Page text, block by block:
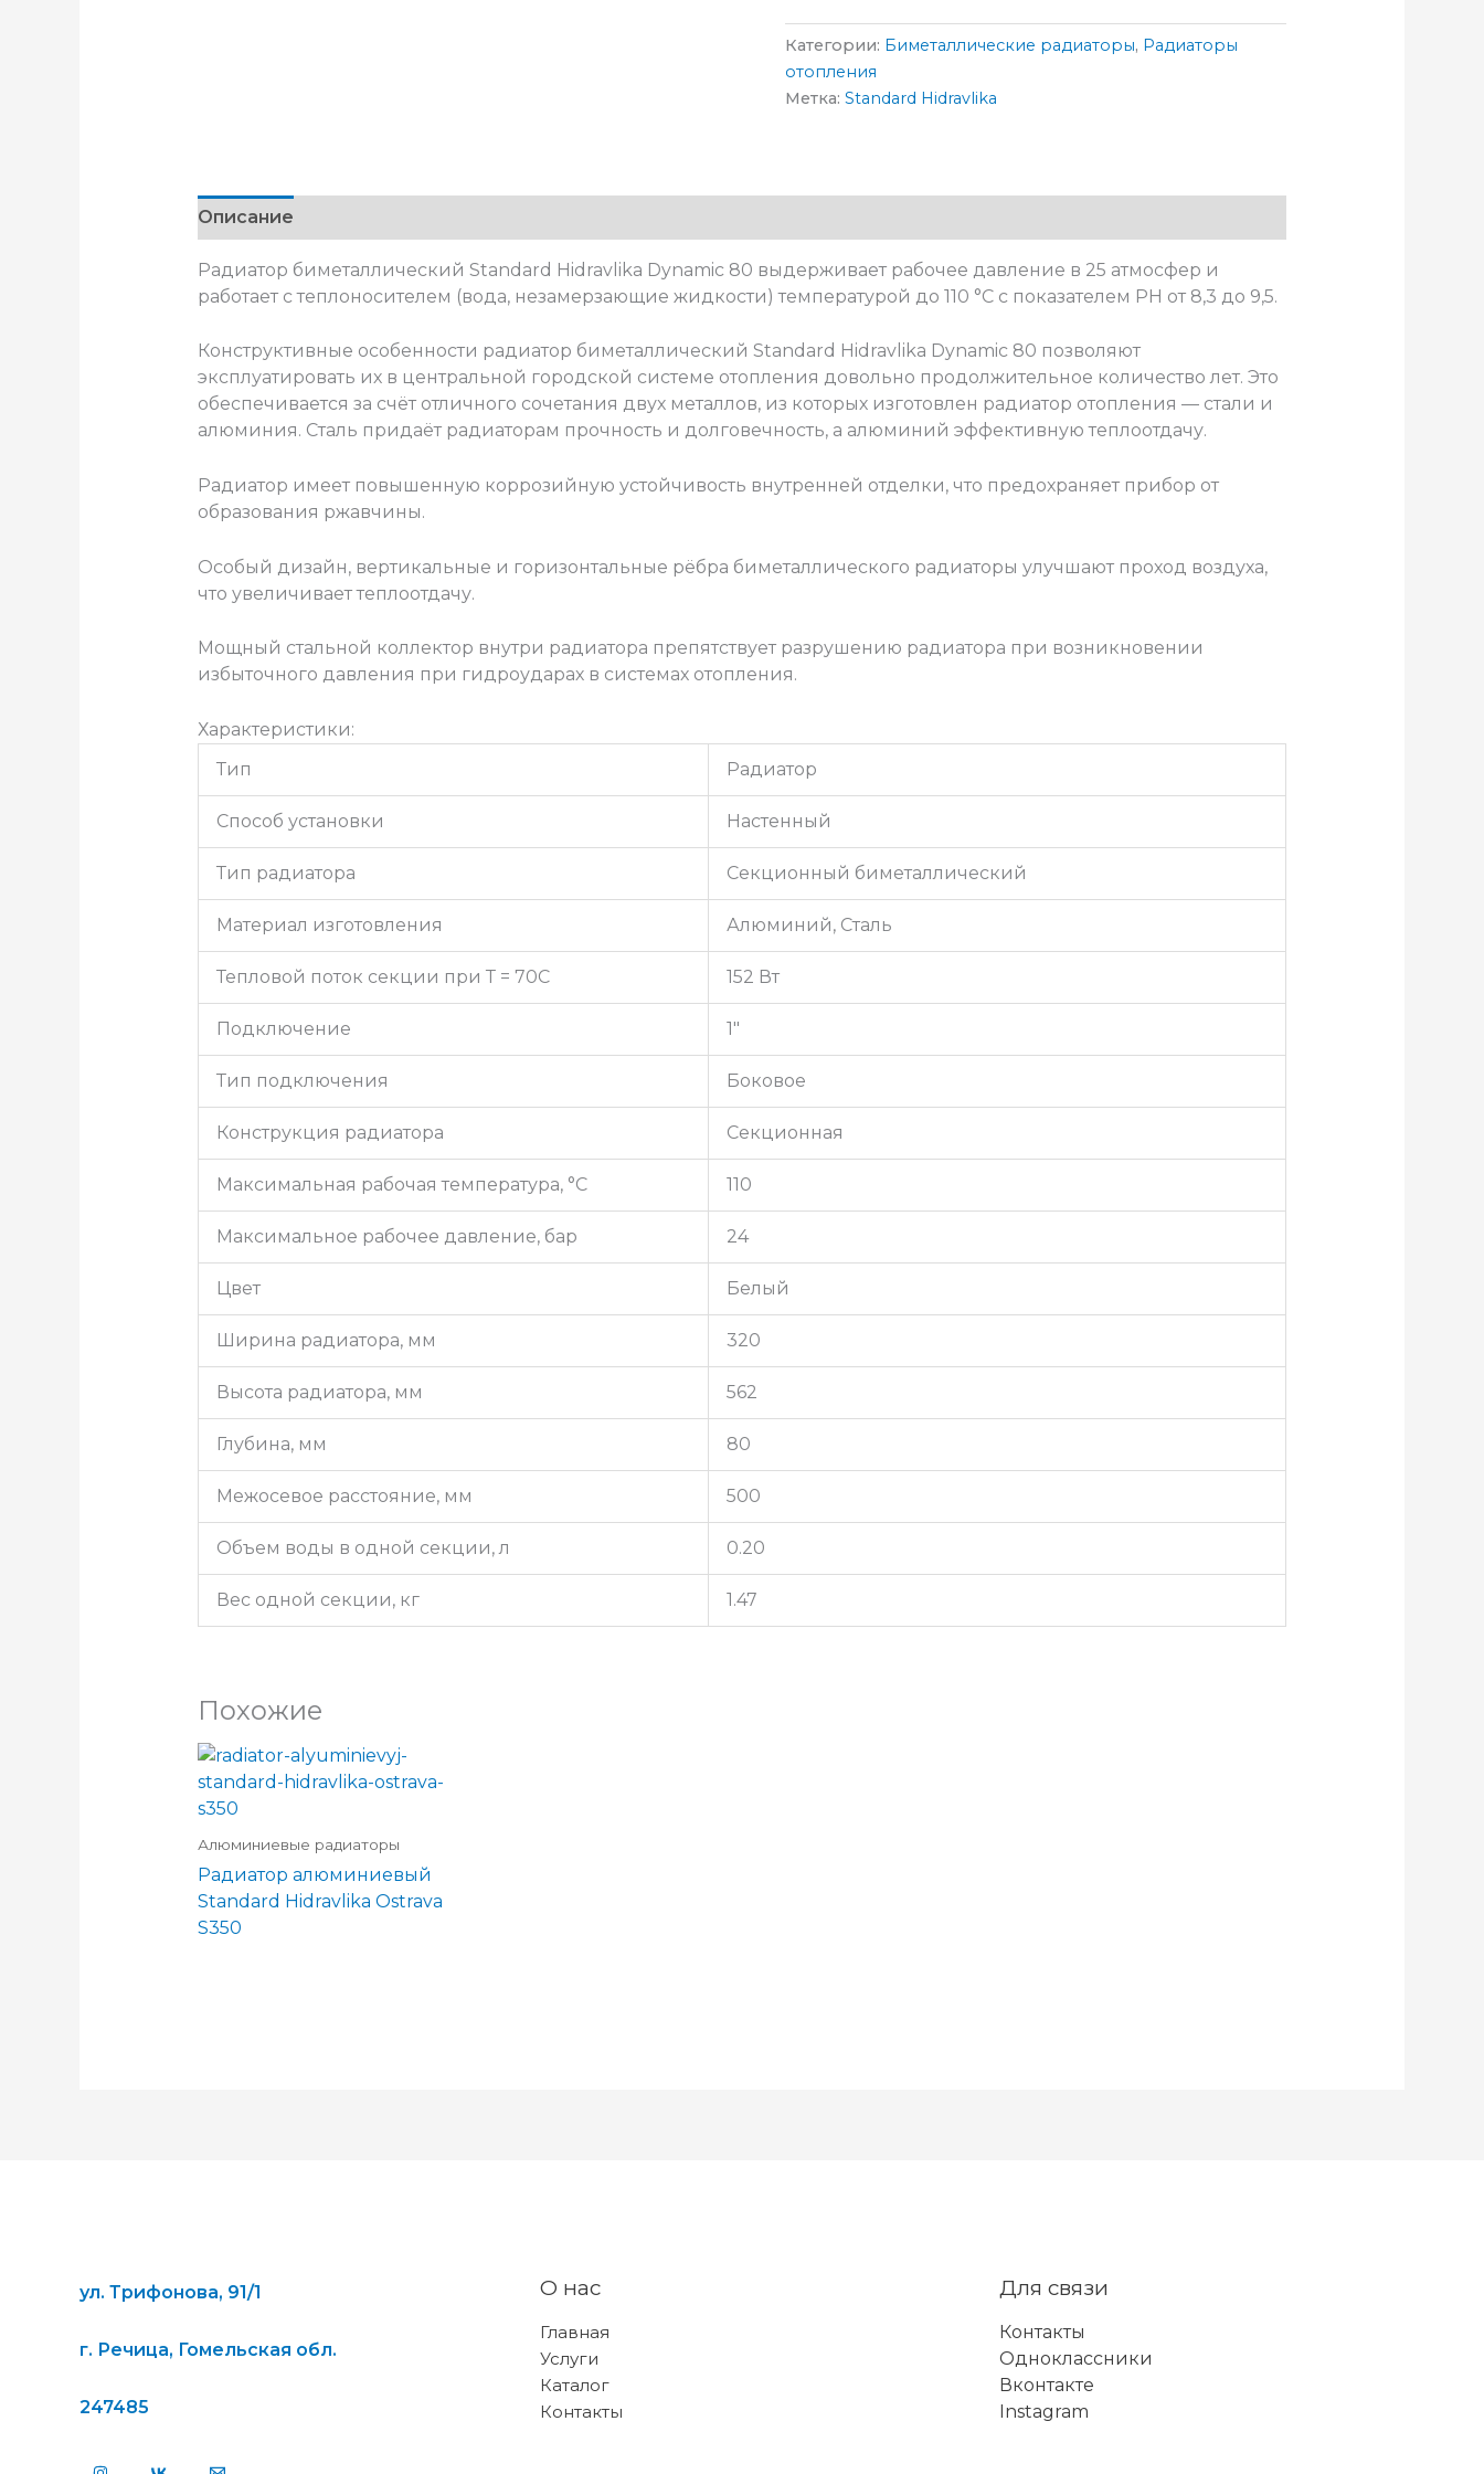
Категории: Биметаллические радиаторы, Радиаторы
отопления
Метка:Standard Hidravlika
Описание
Радиатор биметаллический Standard Hidravlika Dynamic 80 выдерживает рабочее давление в 25 атмосфер и
работает с теплоносителем (вода, незамерзающие жидкости) температурой до 110 °С с показателем РН от 8,3 до 9,5.
Конструктивные особенности радиатор биметаллический Standard Hidravlika Dynamic 80 позволяют
эксплуатировать их в центральной городской системе отопления довольно продолжительное количество лет. Это
обеспечивается за счёт отличного сочетания двух металлов, из которых изготовлен радиатор отопления — стали и
алюминия. Сталь придаёт радиаторам прочность и долговечность, а алюминий эффективную теплоотдачу.
Радиатор имеет повышенную коррозийную устойчивость внутренней отделки, что предохраняет прибор от
образования ржавчины.
Особый дизайн, вертикальные и горизонтальные рёбра биметаллического радиаторы улучшают проход воздуха,
что увеличивает теплоотдачу.
Мощный стальной коллектор внутри радиатора препятствует разрушению радиатора при возникновении
избыточного давления при гидроударах в системах отопления.
Характеристики:
Тип
Радиатор
Способ установки Настенный
Тип радиатора Секционный биметаллический
Материал изготовления Алюминий, Сталь
Тепловой поток секции при Т = 70С 152 Вт
Подключение 1″
Тип подключения Боковое
Конструкция радиатора Секционная
Максимальная рабочая температура, °C 110
Максимальное рабочее давление, бар 24
Цвет Белый
Ширина радиатора, мм 320
Высота радиатора, мм 562
Глубина, мм 80
Межосевое расстояние, мм 500
Объем воды в одной секции, л 0.20
Вес одной секции, кг 1.47
Похожие
Алюминиевые радиаторы
Радиатор алюминиевый
Standard Hidravlika Ostrava
S350
ул. Трифонова, 91/1
г. Речица, Гомельская обл.
247485
О нас
Главная
Услуги
Каталог
Контакты
Для связи
Контакты
Одноклассники
Вконтакте
Instagram